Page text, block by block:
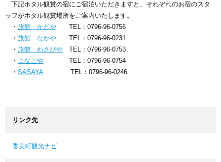
下記ホタル観賞の宿にご宿泊いただきますと、それぞれのお宿のスタ
ッフがホタル観賞場所をご案内いたします。
・ 旅館 かどや TEL：0796-96-0756
・ 旅館 なかや TEL：0796-96-0231
・ 旅館 わさびや TEL：0796-96-0753
・ よなごや TEL：0796-96-0754
・ SASAYATEL：0796-96-0246
リンク先
香美町観光ナビ